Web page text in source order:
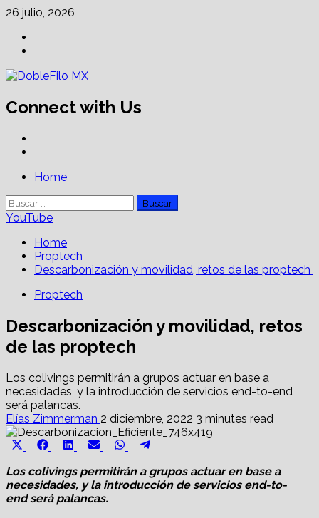
Skip
content
26 julio, 2026
Connect with Us
PrimaryHome
Buscar:
YouTube
Home
Proptech
Descarbonización y movilidad, retos de las proptech
Proptech
Descarbonización y movilidad, retos
de las proptech
Los colivings permitirán a grupos actuar en base a
necesidades, y la introducción de servicios end-to-end
será palancas.
Elías Zimmerman 2 diciembre, 2022 3 minutes read
Share
Share
Facebook
Share
LinkedIn
Share
Email
Share
WhatsApp
Los colivings permitirán a grupos actuar en base a
necesidades, y la introducción de servicios end-to-
end será palancas.